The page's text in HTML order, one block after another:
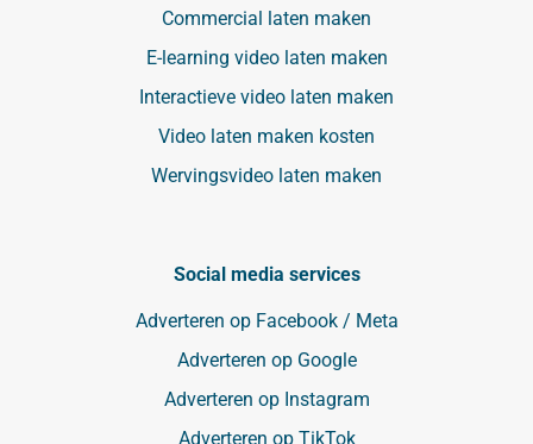
Commercial laten maken
E-learning video laten maken
Interactieve video laten maken
Video laten maken kosten
Wervingsvideo laten maken
Social media services
Adverteren op Facebook / Meta
Adverteren op Google
Adverteren op Instagram
Adverteren op TikTok